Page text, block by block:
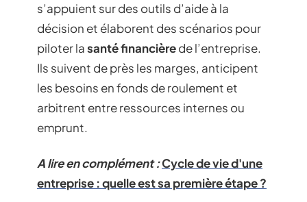
s’appuient sur des outils d’aide à la
décision et élaborent des scénarios pour
piloter lasanté financièrede l’entreprise.
Ils suivent de près les marges, anticipent
les besoins en fonds de roulement et
arbitrent entre ressources internes ou
emprunt.
A lire en complément :Cycle de vie d'une
entreprise : quelle est sa première étape ?